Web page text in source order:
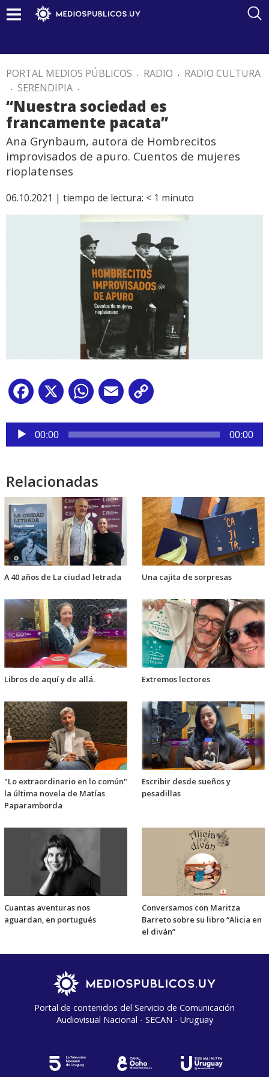
PORTAL MEDIOS PÚBLICOS . RADIO . RADIO CULTURA
. SERENDIPIA .
“Nuestra sociedad es
francamente pacata”
Ana Grynbaum, autora de Hombrecitos
improvisados de apuro. Cuentos de mujeres
rioplatenses
06.10.2021 | tiempo de lectura: < 1 minuto
Facebook
X WhatsApp
Email
Reproductor
audio
00:00 00:00
Relacionadas
A 40 años de La ciudad letrada Una cajita de sorpresas
Libros de aquí y de allá. Extremos lectores
"Lo extraordinario en lo común"
la última novela de Matías
Paparamborda
Escribir desde sueños y
pesadillas
Cuantas aventuras nos
aguardan, en portugués
Conversamos con Maritza
Barreto sobre su libro “Alicia en
el diván”
Portal de contenidos del Servicio de Comunicación
Audiovisual Nacional - SECAN - Uruguay